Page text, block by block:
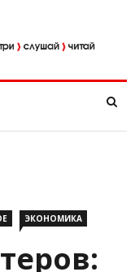
ЭКОНОМИКА